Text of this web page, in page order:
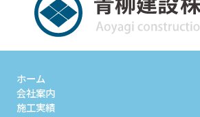
ホーム
会社案内
施工実績